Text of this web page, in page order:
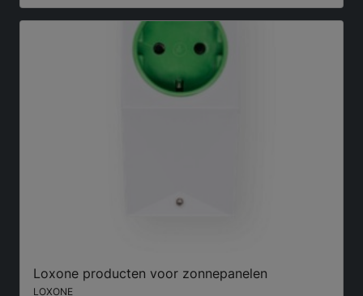
Loxone producten voor zonnepanelen
LOXONE